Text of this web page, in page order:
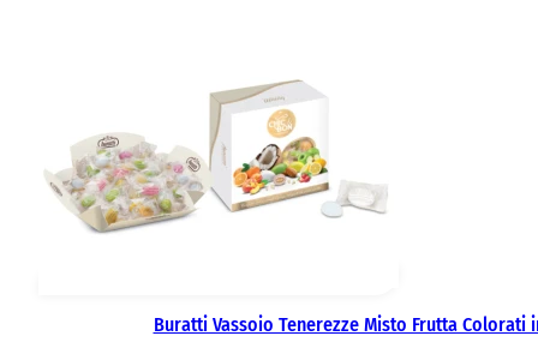
Buratti Vassoio Tenerezze Misto Frutta